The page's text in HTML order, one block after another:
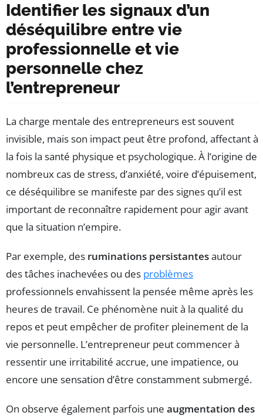
Identifier les signaux d’un
déséquilibre entre vie
professionnelle et vie
personnelle chez
l’entrepreneur
La charge mentale des entrepreneurs est souvent
invisible, mais son impact peut être profond, affectant à
la fois la santé physique et psychologique. À l’origine de
nombreux cas de stress, d’anxiété, voire d’épuisement,
ce déséquilibre se manifeste par des signes qu’il est
important de reconnaître rapidement pour agir avant
que la situation n’empire.
Par exemple, des ruminations persistantesautour
des tâches inachevées ou des problèmes
professionnels envahissent la pensée même après les
heures de travail. Ce phénomène nuit à la qualité du
repos et peut empêcher de profiter pleinement de la
vie personnelle. L’entrepreneur peut commencer à
ressentir une irritabilité accrue, une impatience, ou
encore une sensation d’être constamment submergé.
On observe également parfois une augmentation des